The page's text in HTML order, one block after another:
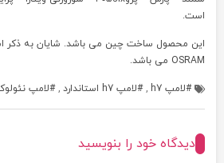
است.
این محصول ساخت چین می باشد. شایان به ذکر
OSRAM می باشد.
لامپ h7 , لامپ h7 استاندارد , لامپ
دیدگاه خود را بنویسید